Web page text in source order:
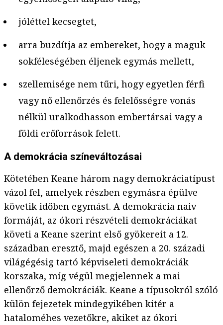
jóléttel kecsegtet,
arra buzdítja az embereket, hogy a maguk
sokféleségében éljenek egymás mellett,
szellemisége nem tűri, hogy egyetlen férfi
vagy nő ellenőrzés és felelősségre vonás
nélkül uralkodhasson embertársai vagy a
földi erőforrások felett.
A demokrácia színeváltozásai
Kötetében Keane három nagy demokráciatípust
vázol fel, amelyek részben egymásra épülve
követik időben egymást. A demokrácia naiv
formáját, az ókori részvételi demokráciákat
követi a Keane szerint első gyökereit a 12.
században eresztő, majd egészen a 20. századi
világégésig tartó képviseleti demokráciák
korszaka, míg végül megjelennek a mai
ellenőrző demokráciák. Keane a típusokról szóló
külön fejezetek mindegyikében kitér a
hataloméhes vezetőkre, akiket az ókori